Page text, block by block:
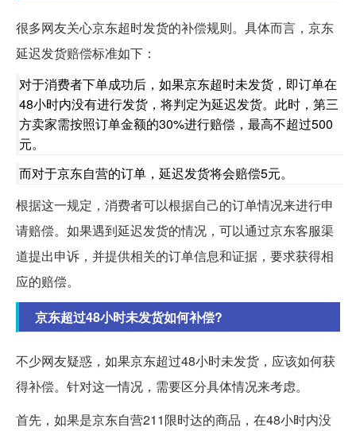
很多网友关心京东超时发货的补偿规则。具体而言，京东
延迟发货赔偿标准如下：
对于消费者下单成功后，如果京东超时未发货，即订单在
48小时内没有进行发货，将判定为延迟发货。此时，第三
方卖家需按照订单金额的30%进行赔偿，最高不超过500
元。
而对于京东自营的订单，延迟发货将会赔偿5元。
根据这一规定，消费者可以根据自己的订单情况来进行申
请赔偿。如果遇到延迟发货的情况，可以通过京东客服渠
道提出申诉，并提供相关的订单信息和证据，要求获得相
应的赔偿。
京东超过48小时未发货如何补偿?
不少网友疑惑，如果京东超过48小时未发货，应该如何获
得补偿。针对这一情况，需要区分具体情况来考虑。
首先，如果是京东自营211限时达的商品，在48小时内没